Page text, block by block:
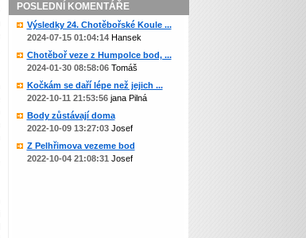
POSLEDNÍ KOMENTÁŘE
Výsledky 24. Chotěbořské Koule ...
2024-07-15 01:04:14Hansek
Chotěboř veze z Humpolce bod, ...
2024-01-30 08:58:06Tomáš
Kočkám se daří lépe než jejich ...
2022-10-11 21:53:56jana Pilná
Body zůstávají doma
2022-10-09 13:27:03Josef
Z Pelhřimova vezeme bod
2022-10-04 21:08:31 Josef